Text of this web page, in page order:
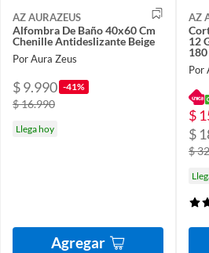
AZ AURAZEUS
Alfombra De Baño 40x60 Cm
Chenille Antideslizante Beige
Por Aura Zeus
$ 9.990 -41%
$ 16.990
Llega hoy
Agregar
AZ
12
180
Az
Por
$
$
$